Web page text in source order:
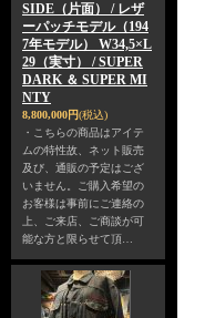
SIDE（片面） / レザ
ーパッチモデル（194
7年モデル） W34,5×L
29（実寸） / SUPER
DARK ＆ SUPER MI
NTY
8,800,000円(税込)
・こちらの商品はアイテ
ムの特性故、ネット販売
及び、通販の予定はござ
いません。ご購入希望の
お客様は事前にご連絡の
上、ご来店、ご商談が可
能な方と限らせて頂…